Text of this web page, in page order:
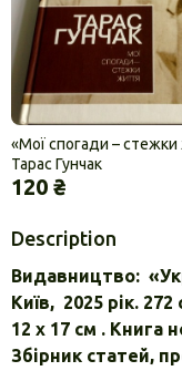
«Мої спогади – стежки
Тарас Гунчак
120 ₴
Description
Видавництво:
Київ, 2025 рік.
12 х 17 см . Книга
Збірник статей,